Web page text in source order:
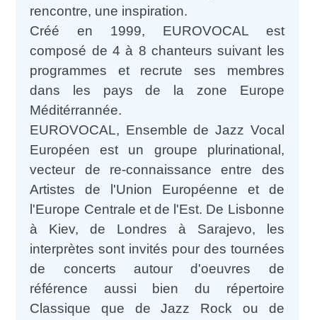
rencontre, une inspiration.
Créé en 1999, EUROVOCAL est
composé de 4 à 8 chanteurs suivant les
programmes et recrute ses membres
dans les pays de la zone Europe
Méditérrannée.
EUROVOCAL, Ensemble de Jazz Vocal
Européen est un groupe plurinational,
vecteur de re-connaissance entre des
Artistes de l'Union Européenne et de
l'Europe Centrale et de l'Est. De Lisbonne
à Kiev, de Londres à Sarajevo, les
interprètes sont invités pour des tournées
de concerts autour d'oeuvres de
référence aussi bien du répertoire
Classique que de Jazz Rock ou de